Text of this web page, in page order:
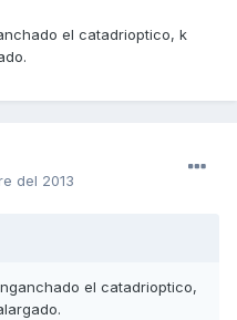
el catadrioptico, k
del 2013
el catadrioptico,